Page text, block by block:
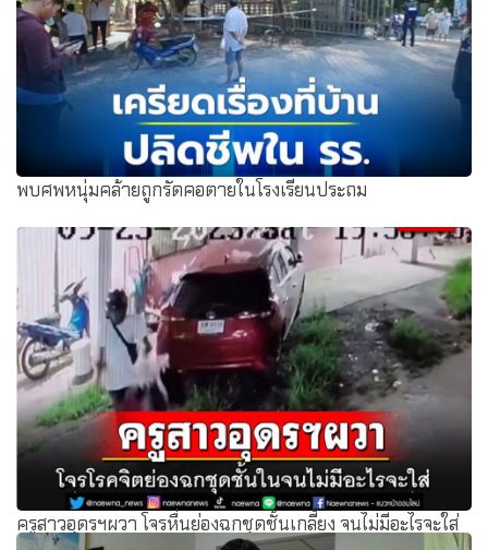
พบศพหนุ่มคล้ายถูกรัดคอตายในโรงเรียนประถม
ครูสาวอุดรฯผวา โจรหื่นย่องฉกชุดชั้นเกลี้ยง จนไม่มีอะไรจะใส่